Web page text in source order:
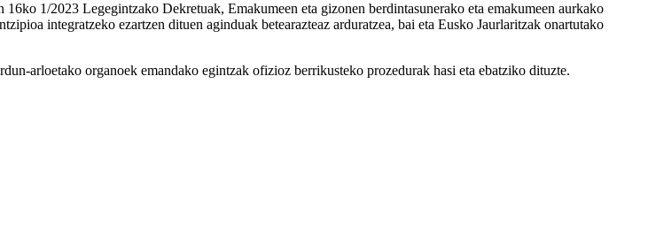
1/2023 Legegintzako Dekretuak, Emakumeen eta gizonen berdintasunerako eta emakumeen aurkako
integratzeko ezartzen dituen aginduak betearazteaz arduratzea, bai eta Eusko Jaurlaritzak onartutako
arloetako organoek emandako egintzak ofizioz berrikusteko prozedurak hasi eta ebatziko dituzte.